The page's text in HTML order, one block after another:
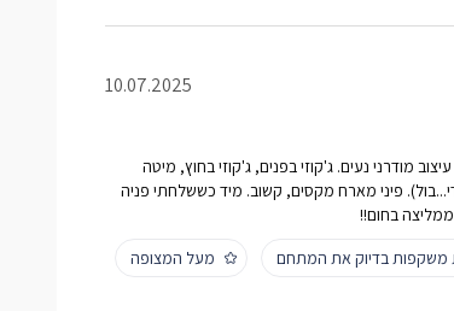
10.07.2025
מודרני נעים. ג'קוזי בפנים, ג'קוזי בחוץ, מיטה
פיני מארח מקסים, קשוב. מיד כששלחתי פניה
בחום!!
משקפות בדיוק את המתחם מעל המצופה